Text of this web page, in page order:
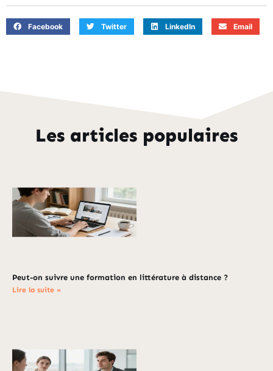
Facebook Twitter LinkedIn Email
Les articles populaires
Peut-on suivre une formation en littérature à distance ?
Lire la suite »